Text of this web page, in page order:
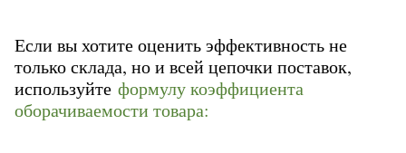
Если вы хотите оценить эффективность не
только склада, но и всей цепочки поставок,
используйте формулу коэффициента
оборачиваемости товара: